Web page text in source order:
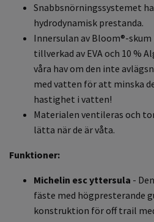
Snabbsnörningssystemet
hydrodynamisk prestanda.
Innersulan av Bloom®-
tillverkad av EVA och 10 %
våra hav om den inte
med vatten för att minska
hastighet i vatten!
Materialen ventileras och
lätta när de är våta.
Funktioner:
Michelin esc yttersula -
fäste med högpresterande
konstruktion för off trail